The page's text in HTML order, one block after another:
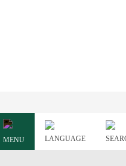
MENU LANGUAGE